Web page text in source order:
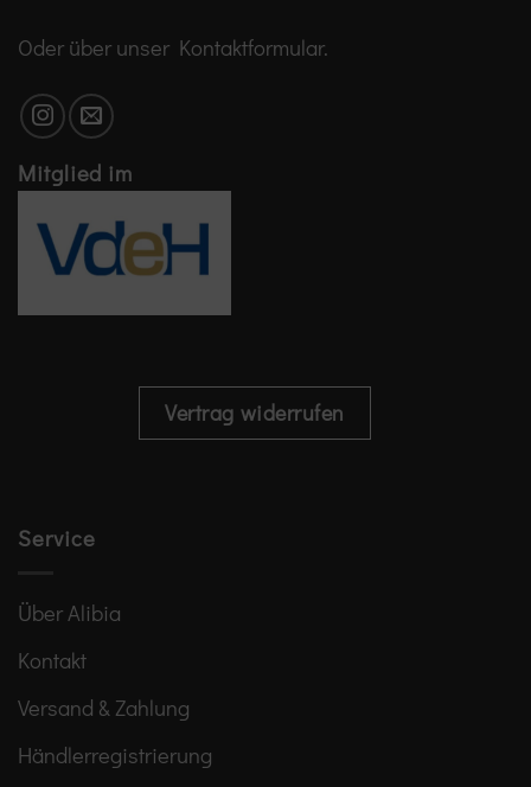
Oder über unser Kontaktformular.
Mitglied im
Vertrag widerrufen
Service
Über Alibia
Kontakt
Versand & Zahlung
Händlerregistrierung